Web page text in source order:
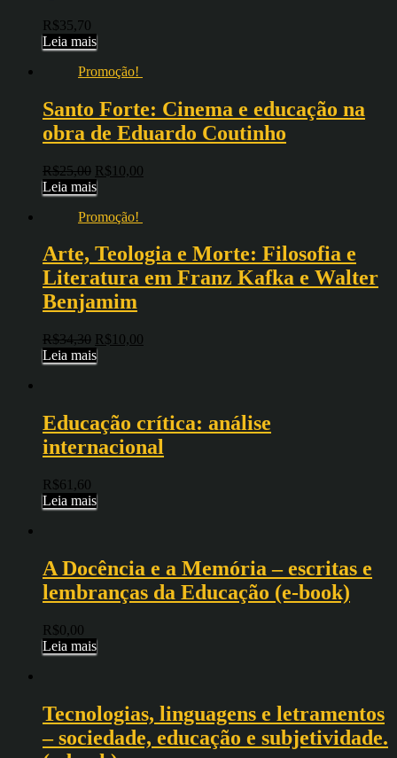
R$35,70
Leia mais
Promoção!
Santo Forte: Cinema e educação na
obra de Eduardo Coutinho
R$25,00 R$ 10,00
Leia mais
Promoção!
Arte, Teologia e Morte: Filosofia e
Literatura em Franz Kafka e Walter
Benjamim
R$34,30 R$ 10,00
Leia mais
Educação crítica: análise
internacional
R$61,60
Leia mais
A Docência e a Memória – escritas e
lembranças da Educação (e-book)
R$0,00
Leia mais
Tecnologias, linguagens e letramentos
– sociedade, educação e subjetividade.